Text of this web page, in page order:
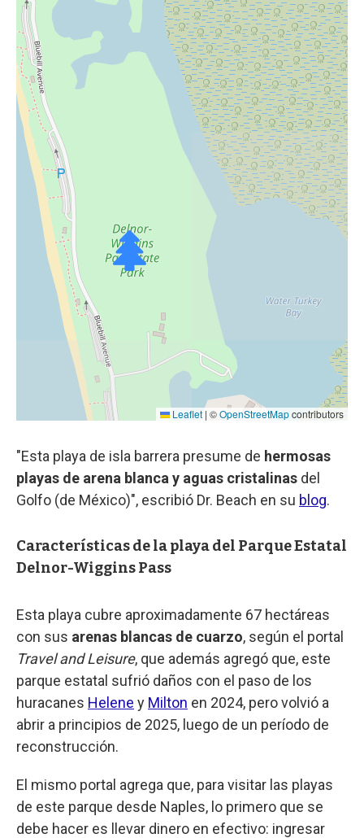
"Esta playa de isla barrera presume de hermosas
playas de arena blanca y aguas cristalinas del
Golfo (de México)", escribió Dr. Beach en su blog.
Características de la playa del Parque Estatal
Delnor-Wiggins Pass
Esta playa cubre aproximadamente 67 hectáreas
con sus arenas blancas de cuarzo, según el portal
Travel and Leisure, que además agregó que, este
parque estatal sufrió daños con el paso de los
huracanes Helene y Milton en 2024, pero volvió a
abrir a principios de 2025, luego de un período de
reconstrucción.
El mismo portal agrega que, para visitar las playas
de este parque desde Naples, lo primero que se
debe hacer es llevar dinero en efectivo: ingresar